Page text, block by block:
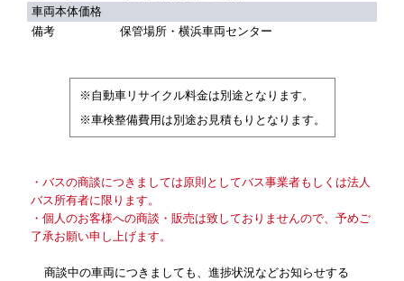
車両本体価格
備考
保管場所・横浜車両センター
※自動車リサイクル料金は別途となります。
※車検整備費用は別途お見積もりとなります。
・バスの商談につきましては原則としてバス事業者もしくは法人
バス所有者に限ります。
・個人のお客様への商談・販売は致しておりませんので、予めご
了承お願い申し上げます。
商談中の車両につきましても、進捗状況などお知らせする